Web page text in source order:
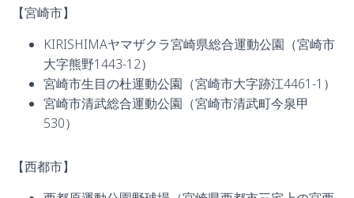
【宮崎市】
KIRISHIMAヤマザクラ宮崎県総合運動公園（宮崎市
大字熊野1443-12）
宮崎市生目の杜運動公園（宮崎市大字跡江4461-1）
宮崎市清武総合運動公園（宮崎市清武町今泉甲
530）
【西都市】